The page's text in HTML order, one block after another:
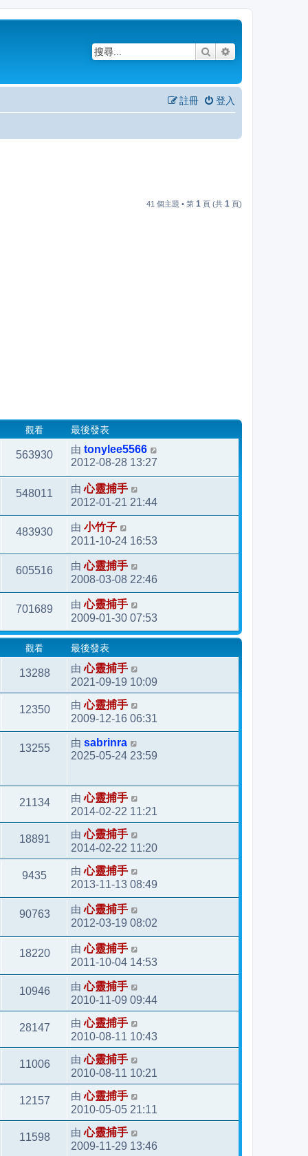
搜尋
登入
註冊
41 個主題 • 第 1 頁 (共 1 頁)
觀看 最後發表
563930 由 tonylee5566
2012-08-28 13:27
548011 由心靈捕手
2012-01-21 21:44
483930 由 小竹子
2011-10-24 16:53
605516 由心靈捕手
2008-03-08 22:46
701689 由心靈捕手
2009-01-30 07:53
觀看 最後發表
13288 由心靈捕手
2021-09-19 10:09
12350 由心靈捕手
2009-12-16 06:31
13255 由 sabrinra
2025-05-24 23:59
21134 由心靈捕手
2014-02-22 11:21
18891 由心靈捕手
2014-02-22 11:20
9435 由心靈捕手
2013-11-13 08:49
90763 由心靈捕手
2012-03-19 08:02
18220 由心靈捕手
2011-10-04 14:53
10946 由心靈捕手
2010-11-09 09:44
28147 由心靈捕手
2010-08-11 10:43
11006 由心靈捕手
2010-08-11 10:21
12157 由心靈捕手
2010-05-05 21:11
11598 由心靈捕手
2009-11-29 13:46